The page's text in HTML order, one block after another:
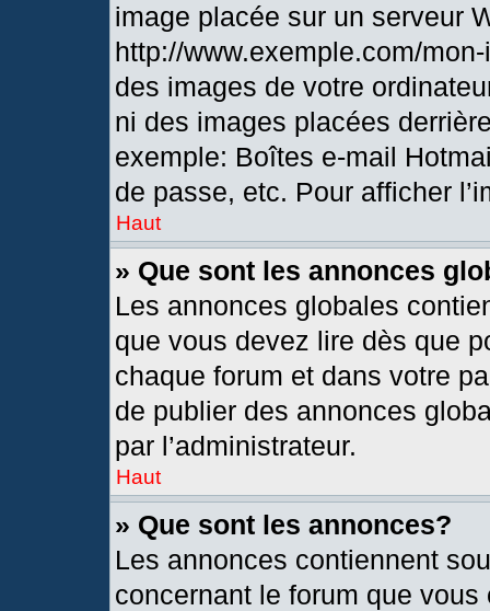
image placée sur un serveur
http://www.exemple.com/
des images de votre
ni des images placées
exemple: Boîtes e-mail
de passe, etc. Pour afficher
Haut
» Que sont les annonces
Les annonces globales
que vous devez lire dès que
chaque forum et dans votre
de publier des annonces
par l’administrateur.
Haut
» Que sont les annonces?
Les annonces contiennent
concernant le forum que